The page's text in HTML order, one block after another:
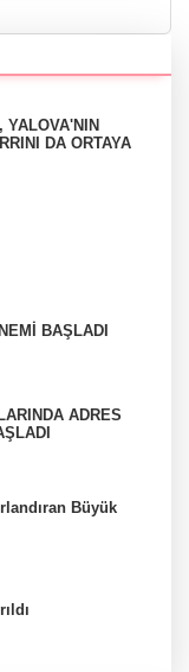
DA ORTAYA
BAŞLADI
ADRES
Büyük